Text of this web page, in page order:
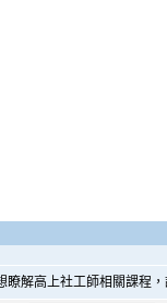
瞭解高上社工師相關課程